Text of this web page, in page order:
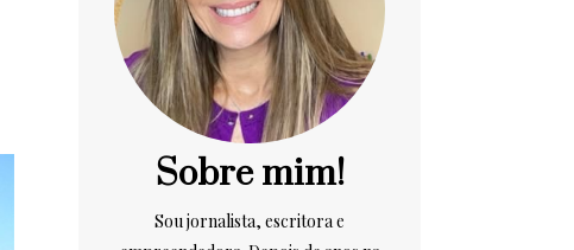
Sobre mim!
Sou jornalista, escritora e